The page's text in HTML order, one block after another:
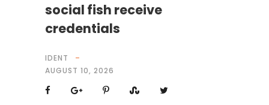
social fish receive
credentials
IDENT
AUGUST 10, 2026